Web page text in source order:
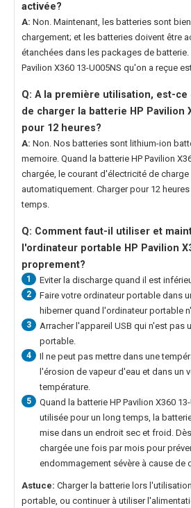
activée?
A: Non. Maintenant, les batteries sont
chargement; et les batteries doivent être
étanchées dans les packages de batterie.
Pavilion X360 13-U005NS qu'on a reçue
Q: A la première utilisation, est-
de charger la batterie HP Pavilion
pour 12 heures?
A: Non. Nos batteries sont lithium-ion
memoire. Quand la batterie HP Pavilion
chargée, le courant d'électricité de
automatiquement. Charger pour 12
temps.
Q: Comment faut-il utiliser et
l'ordinateur portable HP Pavilion
proprement?
1 Eviter la discharge quand il est
2
Faire votre ordinateur portable dans
hiberner quand l'ordinateur portable
3
Arracher l'appareil USB qui n'est pas
portable.
4
Il ne peut pas mettre dans une
l'érosion de vapeur d'eau et dans un
température.
5 Quand la batterie HP Pavilion X360
utilisée pour un long temps, la
mise dans un endroit sec et froid.
chargée une fois par mois pour
endommagement sévère à cause de
Astuce: Charger la batterie lors
portable, ou continuer à utiliser